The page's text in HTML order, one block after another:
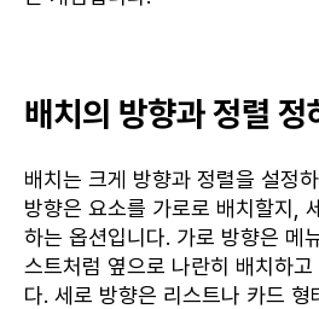
배치의 방향과 정렬 정
배치는 크게 방향과 정렬을 설정
방향은 요소를 가로로 배치할지,
하는 옵션입니다. 가로 방향은 메
스트처럼 옆으로 나란히 배치하
다. 세로 방향은 리스트나 카드 형